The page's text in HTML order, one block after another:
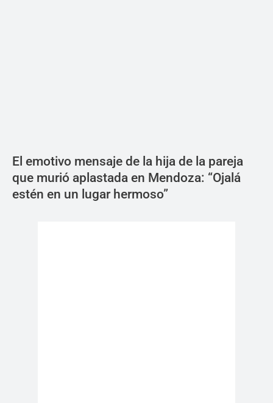
El emotivo mensaje de la hija de la pareja
que murió aplastada en Mendoza: “Ojalá
estén en un lugar hermoso”